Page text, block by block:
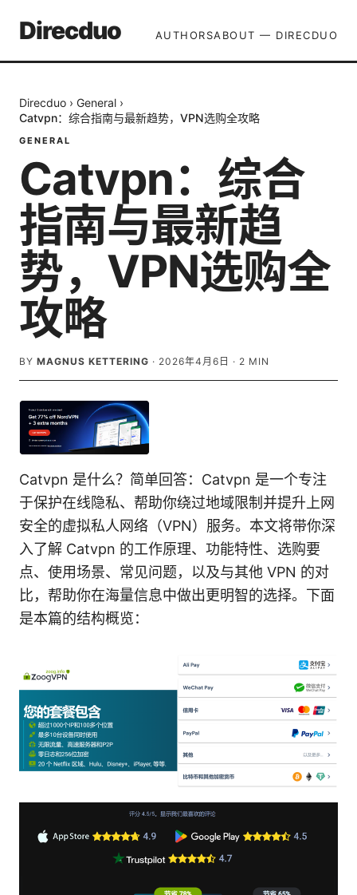
Direcduo AUTHORSABOUT — DIRECDUO
Direcduo › General ›
Catvpn：综合指南与最新趋势，VPN选购全攻略
GENERAL
Catvpn：综合
指南与最新趋
势，VPN选购全
攻略
BY MAGNUS KETTERING · 2026年4月6日 · 2 MIN
Catvpn 是什么？简单回答：Catvpn 是一个专注
于保护在线隐私、帮助你绕过地域限制并提升上网
安全的虚拟私人网络（VPN）服务。本文将带你深
入了解 Catvpn 的工作原理、功能特性、选购要
点、使用场景、常见问题，以及与其他 VPN 的对
比，帮助你在海量信息中做出更明智的选择。下面
是本篇的结构概览：